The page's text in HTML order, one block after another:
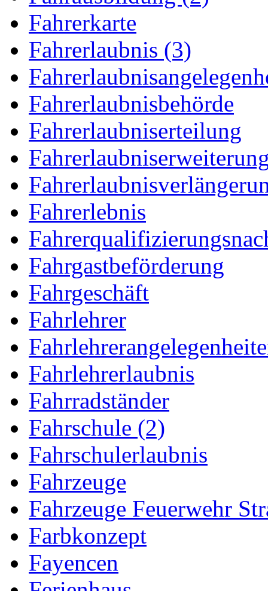
Fahrerkarte
Fahrerlaubnis (3)
Fahrerlaubnisbehörde
Fahrerlaubniserteilung
Fahrerlebnis
Fahrgastbeförderung
Fahrgeschäft
Fahrlehrer
Fahrlehrerlaubnis
Fahrradständer
Fahrschule (2)
Fahrschulerlaubnis
Fahrzeuge
Fahrzeuge Feuerwehr
Farbkonzept
Fayencen